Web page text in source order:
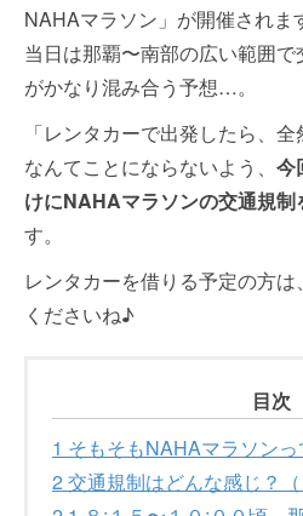
NAHAマラソン」が開催されま
当日は那覇〜南部の広い範囲
がかなり混み合う予想…。
「レンタカーで出発したら、
なんてことにならないよう、 今
けにNAHAマラソンの交通規
す。
レンタカーを借りる予定の方
くださいね♪
目次
1 そもそもNAHAマラソンっ
2 交通規制はどんな感じ？（